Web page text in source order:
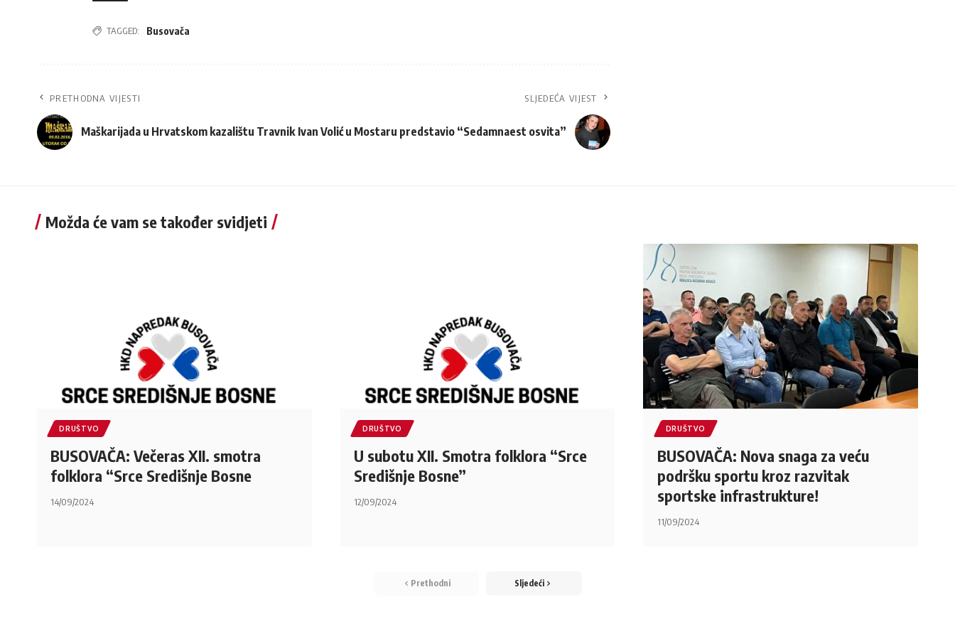
TAGGED: Busovača
PRETHODNA VIJESTI
Maškarijada u Hrvatskom kazalištu Travnik
SLJEDEĆA VIJEST
Ivan Volić u Mostaru predstavio “Sedamnaest osvita”
Možda će vam se također svidjeti
DRUŠTVO
BUSOVAČA: Večeras XII. smotra
folklora “Srce Središnje Bosne
14/09/2024
DRUŠTVO
U subotu XII. Smotra folklora “Srce
Središnje Bosne”
12/09/2024
DRUŠTVO
BUSOVAČA: Nova snaga za veću
podršku sportu kroz razvitak
sportske infrastrukture!
11/09/2024
Prethodni Sljedeći